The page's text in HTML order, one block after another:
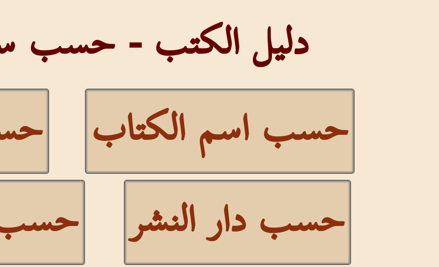
دليل الكتب - حسب
حسب اسم الكتاب
حسب دار النشر حسب